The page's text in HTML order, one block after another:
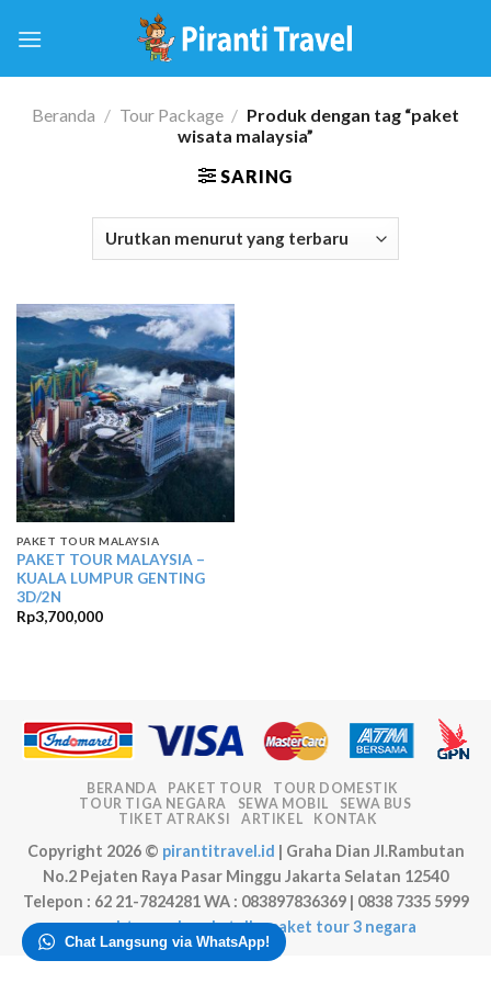
Beranda / Tour Package / Produk dengan tag “paket
wisata malaysia”
SARING
PAKET TOUR MALAYSIA
PAKET TOUR MALAYSIA –
KUALA LUMPUR GENTING
3D/2N
Rp3,700,000
BERANDA PAKET TOUR
TOUR DOMESTIK
TOUR TIGA NEGARA
SEWA MOBIL
SEWA BUS
TIKET ATRAKSI
ARTIKEL KONTAK
Copyright 2026 © pirantitravel.id | Graha Dian Jl.Rambutan
No.2 Pejaten Raya Pasar Minggu Jakarta Selatan 12540
Telepon : 62 21-7824281 WA : 083897836369 | 0838 7335 5999
sewa htsewa handy talkypaket tour 3 negara
Chat Langsung via WhatsApp!